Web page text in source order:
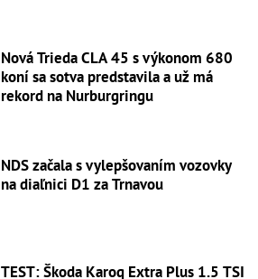
Nová Trieda CLA 45 s výkonom 680
koní sa sotva predstavila a už má
rekord na Nurburgringu
NDS začala s vylepšovaním vozovky
na diaľnici D1 za Trnavou
TEST: Škoda Karoq Extra Plus 1.5 TSI